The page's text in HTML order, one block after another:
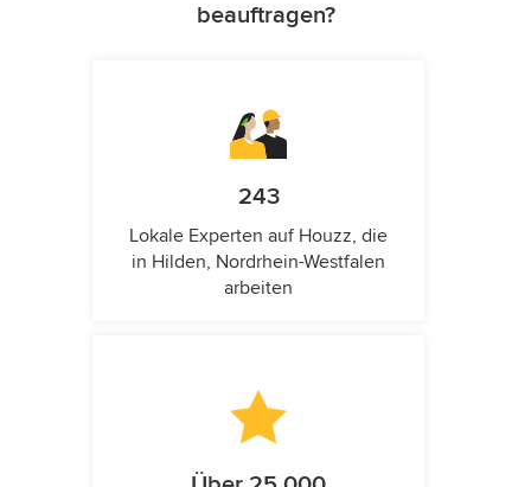
beauftragen?
243
Lokale Experten auf Houzz, die
in Hilden, Nordrhein-Westfalen
arbeiten